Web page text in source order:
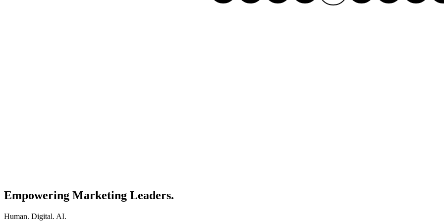
Empowering Marketing Leaders.
Human. Digital. AI.